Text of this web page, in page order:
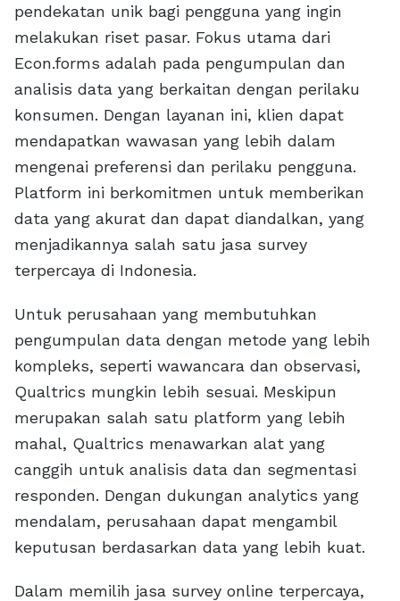
pendekatan unik bagi pengguna yang ingin
melakukan riset pasar. Fokus utama dari
Econ.forms adalah pada pengumpulan dan
analisis data yang berkaitan dengan perilaku
konsumen. Dengan layanan ini, klien dapat
mendapatkan wawasan yang lebih dalam
mengenai preferensi dan perilaku pengguna.
Platform ini berkomitmen untuk memberikan
data yang akurat dan dapat diandalkan, yang
menjadikannya salah satu jasa survey
terpercaya di Indonesia.
Untuk perusahaan yang membutuhkan
pengumpulan data dengan metode yang lebih
kompleks, seperti wawancara dan observasi,
Qualtrics mungkin lebih sesuai. Meskipun
merupakan salah satu platform yang lebih
mahal, Qualtrics menawarkan alat yang
canggih untuk analisis data dan segmentasi
responden. Dengan dukungan analytics yang
mendalam, perusahaan dapat mengambil
keputusan berdasarkan data yang lebih kuat.
Dalam memilih jasa survey online terpercaya,